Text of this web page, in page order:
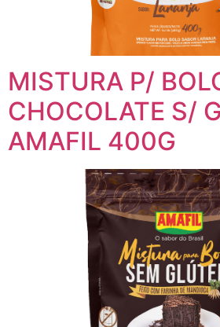
MISTURA P/
CHOCOLATE S/
AMAFIL 400G